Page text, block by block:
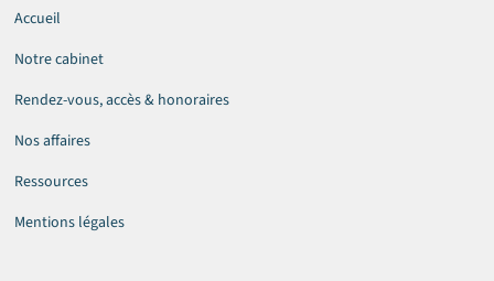
Accueil
Notre cabinet
Rendez-vous, accès & honoraires
Nos affaires
Ressources
Mentions légales